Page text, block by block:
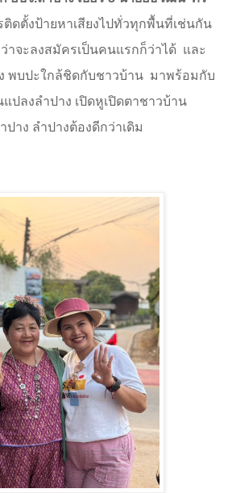
ติดตั้งป้ายหาเสียงไปทั่วทุกพื้นที่เช่นกัน
าจะลงสมัครเป็นคนแรกก็ว่าได้ และ
พบปะใกล้ชิดกับชาวบ้าน มาพร้อมกับ
ปลงลำปาง เปิดหูเปิดตาชาวบ้าน
ปาง ลำปางต้องดีกว่าเดิม